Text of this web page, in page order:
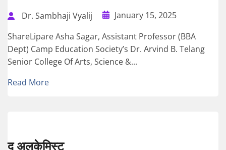
Dr. Sambhaji Vyalij
January 15, 2025
ShareLipare Asha Sagar, Assistant Professor (BBA
Dept) Camp Education Society’s Dr. Arvind B. Telang
Senior College Of Arts, Science &...
Read More
द अलकेमिस्ट